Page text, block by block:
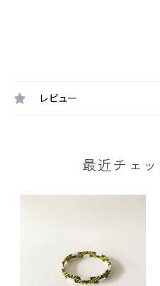
レビュー
最近チェ